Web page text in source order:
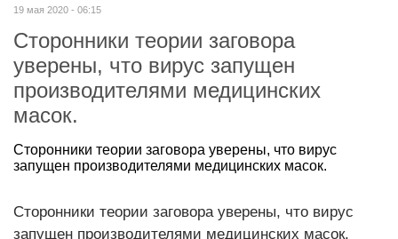
19 мая 2020 - 06:15
Сторонники теории заговора
уверены, что вирус запущен
производителями медицинских
масок.
Сторонники теории заговора уверены, что вирус
запущен производителями медицинских масок.
Сторонники теории заговора уверены, что вирус
запущен производителями медицинских масок.